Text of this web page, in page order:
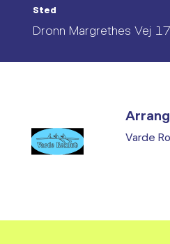
Sted
Dronn Margrethes Vej
Varde